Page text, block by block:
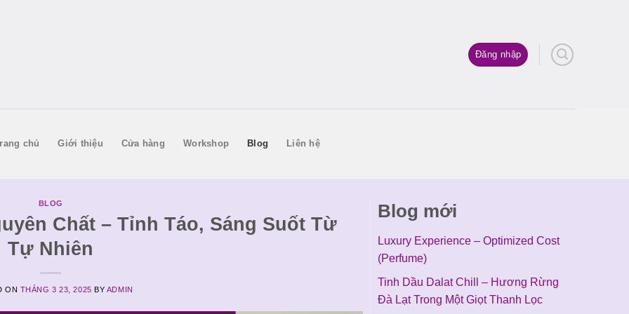
Đăng nhập
chủ Giới thiệu Cửa hàng Workshop Blog Liên hệ
BLOG
Chất – Tỉnh Táo, Sáng Suốt Từ
Tự Nhiên
ON THÁNG 3 23, 2025 BY ADMIN
Blog mới
Luxury Experience – Optimized Cost
(Perfume)
Tinh Dầu Dalat Chill – Hương Rừng
Đà Lạt Trong Một Giọt Thanh Lọc